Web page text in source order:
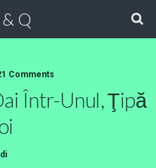
Q
Comments
Într-Unul, Ţipă